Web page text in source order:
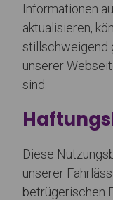
Informationen
aktualisieren,
stillschweigend
unserer
sind.
Diese
unserer
betrügerischen